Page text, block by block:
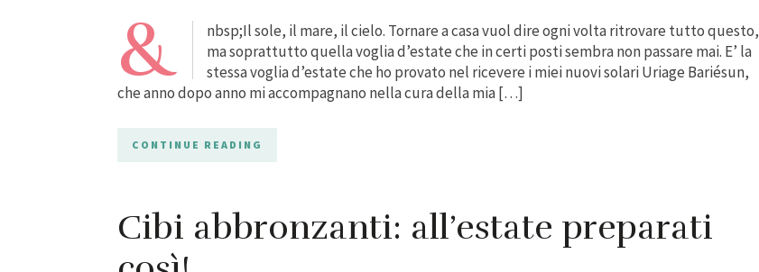
&
nbsp;Il sole, il mare, il cielo. Tornare a casa vuol dire ogni volta ritrovare tutto questo,
ma soprattutto quella voglia d’estate che in certi posti sembra non passare mai. E’ la
stessa voglia d’estate che ho provato nel ricevere i miei nuovi solari Uriage Bariésun,
che anno dopo anno mi accompagnano nella cura della mia […]
CONTINUE READING
Cibi abbronzanti: all’estate preparati